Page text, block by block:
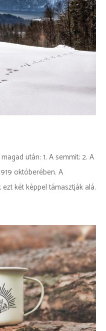
után: 1. A semmit; 2. A
októberében. A
két képpel támasztják alá.